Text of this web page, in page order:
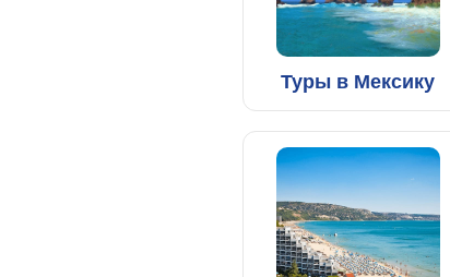
Туры в Мексику